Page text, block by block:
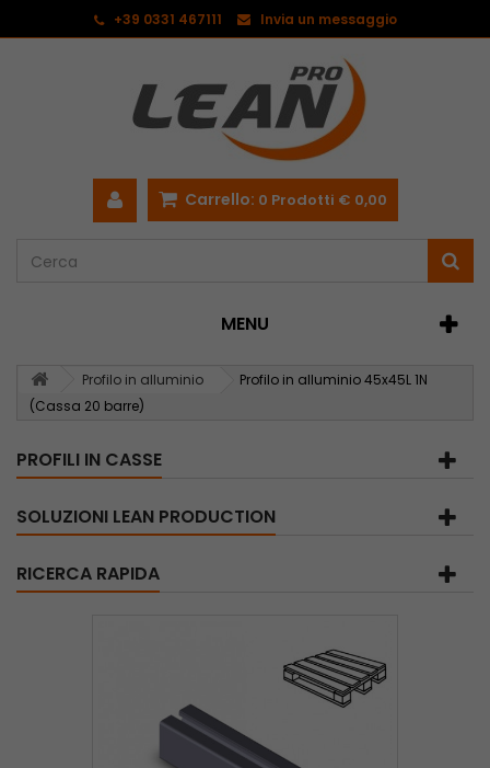
+39 0331 467111 Invia un messaggio
Carrello: 0 Prodotti € 0,00
MENU
Profilo in alluminio
Profilo in alluminio 45x45L 1N
(Cassa 20 barre)
PROFILI IN CASSE
SOLUZIONI LEAN PRODUCTION
RICERCA RAPIDA